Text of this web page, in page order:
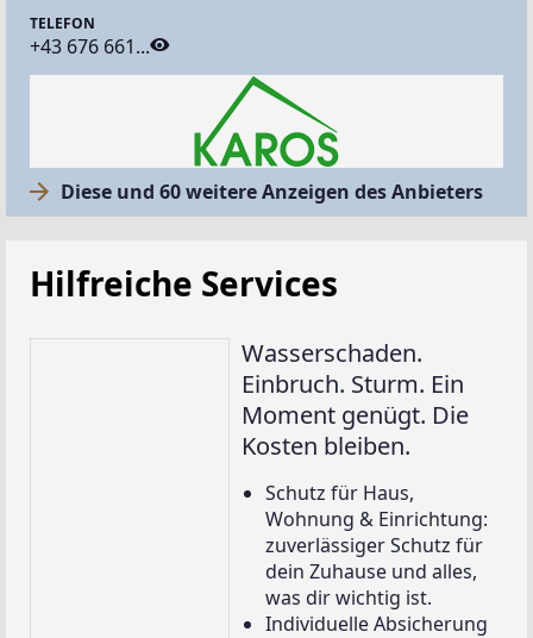
TELEFON
+43 676 661...
Diese und 60 weitere Anzeigen des Anbieters
Hilfreiche Services
Wasserschaden.
Einbruch. Sturm. Ein
Moment genügt. Die
Kosten bleiben.
Schutz für Haus,
Wohnung & Einrichtung:
zuverlässiger Schutz für
dein Zuhause und alles,
was dir wichtig ist.
Individuelle Absicherung